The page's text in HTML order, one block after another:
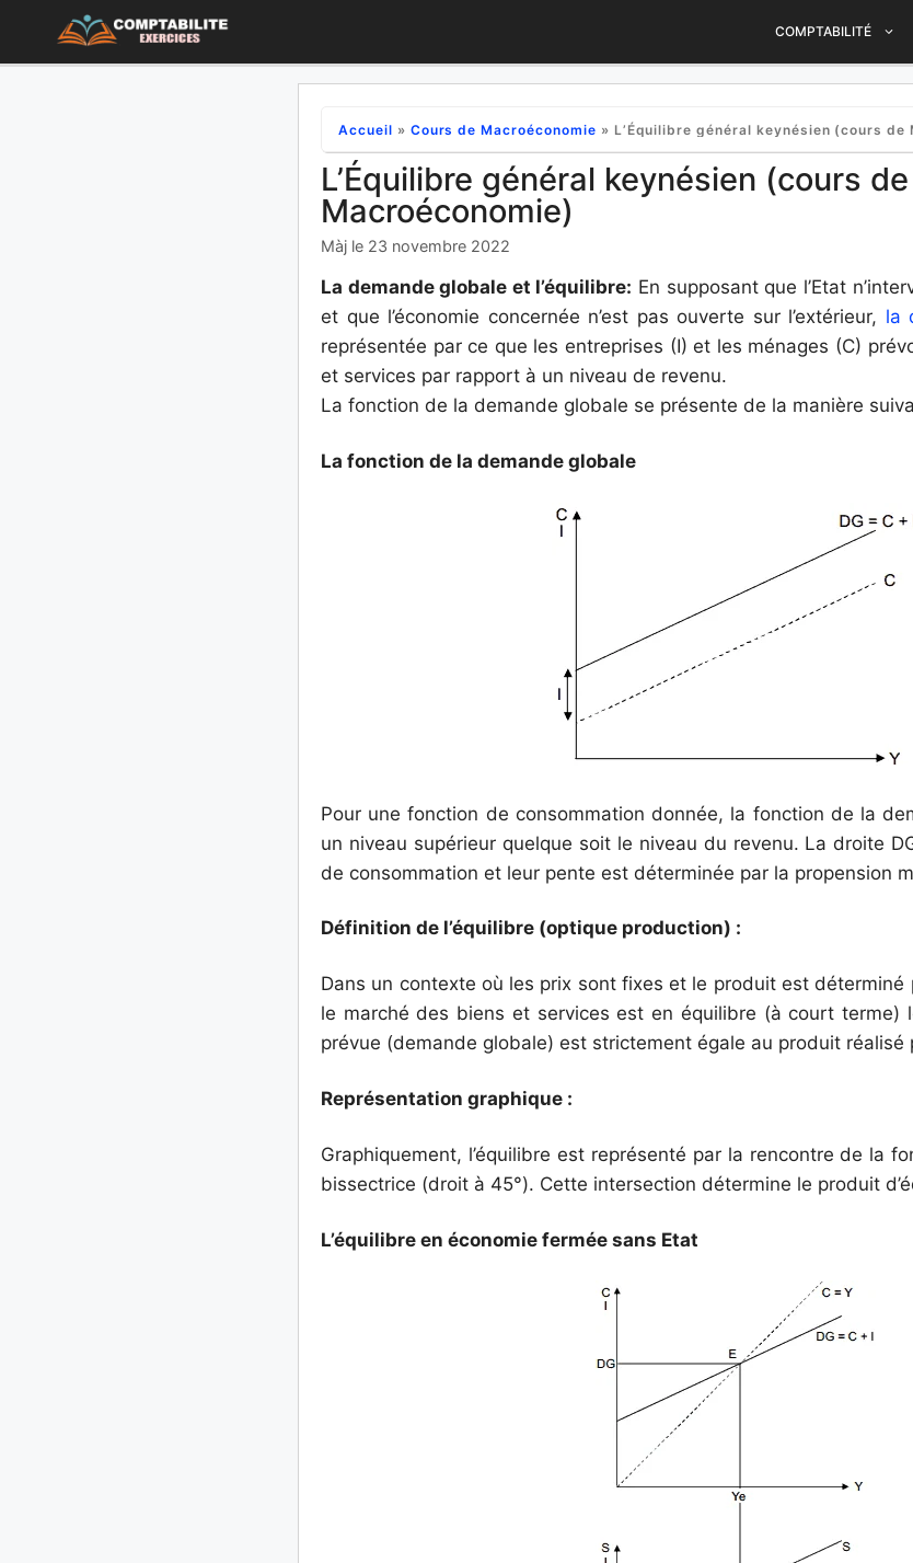
contenu
COMPTABILITÉ
Accueil » Cours de Macroéconomie » L’Équilibre général keynésien (cours de
L’Équilibre général keynésien (cours de
Macroéconomie)
Màj le 23 novembre 2022
La demande globale et l’équilibre: En supposant que l’Etat
et que l’économie concernée n’est pas ouverte sur l’extérieur, la
représentée par ce que les entreprises (I) et les ménages (C)
et services par rapport à un niveau de revenu.
La fonction de la demande globale se présente de la manière
La fonction de la demande globale
Pour une fonction de consommation donnée, la fonction de la
un niveau supérieur quelque soit le niveau du revenu. La droite
de consommation et leur pente est déterminée par la propension
Définition de l’équilibre (optique production) :
Dans un contexte où les prix sont fixes et le produit est
le marché des biens et services est en équilibre (à court terme)
prévue (demande globale) est strictement égale au produit réalisé
Représentation graphique :
Graphiquement, l’équilibre est représenté par la rencontre de la
bissectrice (droit à 45°). Cette intersection détermine le produit
L’équilibre en économie fermée sans Etat